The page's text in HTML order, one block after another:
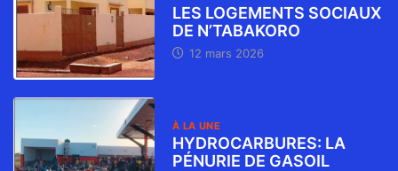
LES LOGEMENTS SOCIAUX
DE N’TABAKORO
12 mars 2026
À LA UNE
HYDROCARBURES: LA
PÉNURIE DE GASOIL